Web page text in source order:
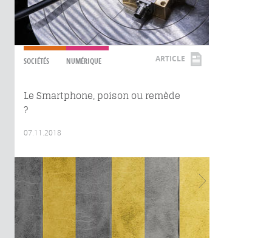
SOCIÉTÉS NUMÉRIQUE ARTICLE
Le Smartphone, poison ou remède
?
07.11.2018